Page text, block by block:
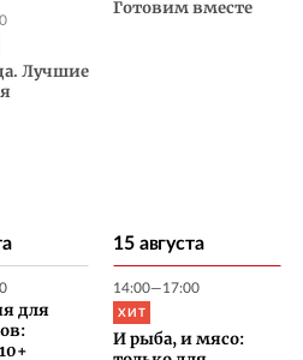
Лучшие
Готовим вместе
для
15 августа
14:00—17:00
ХИТ
И рыба, и мясо: